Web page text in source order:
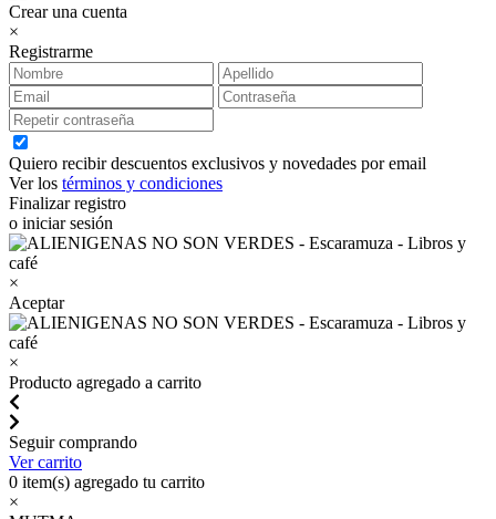
Crear una cuenta
×
Registrarme
Quiero recibir descuentos exclusivos y novedades por email
Ver los términos y condiciones
Finalizar registro
o iniciar sesión
×
Aceptar
×
Producto agregado a carrito
Seguir comprando
Ver carrito
0 item(s) agregado tu carrito
×